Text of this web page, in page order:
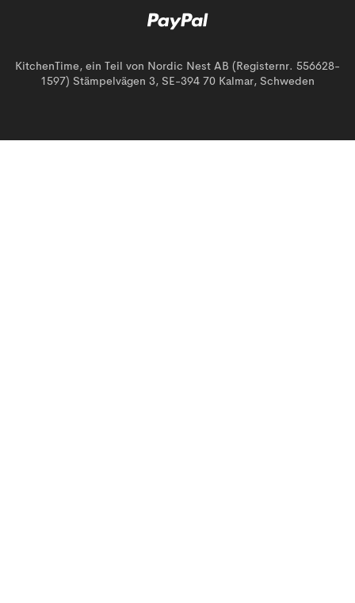
KitchenTime, ein Teil von Nordic Nest AB (Registernr. 556628-
1597) Stämpelvägen 3, SE-394 70 Kalmar, Schweden